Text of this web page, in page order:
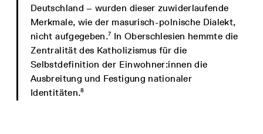
Deutschland – wurden dieser zuwiderlaufende
Merkmale, wie der masurisch-polnische Dialekt,
nicht aufgegeben.7 In Oberschlesien hemmte die
Zentralität des Katholizismus für die
Selbstdefinition der Einwohner:innen die
Ausbreitung und Festigung nationaler
Identitäten.8